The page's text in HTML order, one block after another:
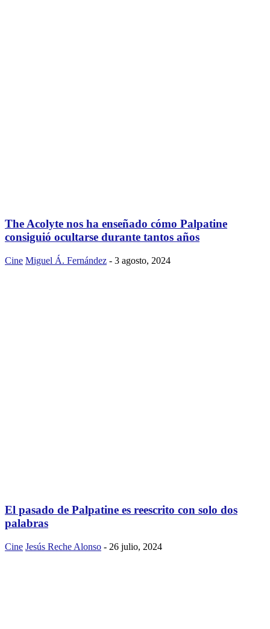
The Acolyte nos ha enseñado cómo Palpatine
consiguió ocultarse durante tantos años
Cine Miguel Á. Fernández - 3 agosto, 2024
El pasado de Palpatine es reescrito con solo dos
palabras
Cine Jesús Reche Alonso - 26 julio, 2024